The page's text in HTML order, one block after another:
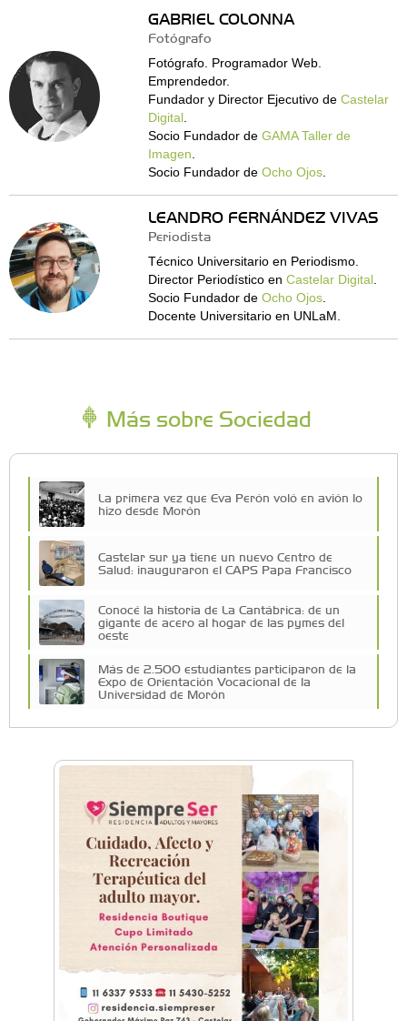
GABRIEL COLONNA
Fotógrafo
Fotógrafo. Programador Web.
Emprendedor.
Fundador y Director Ejecutivo de Castelar
Digital.
Socio Fundador de GAMA Taller de
Imagen
Socio Fundador de Ocho Ojos.
LEANDRO FERNÁNDEZ VIVAS
Periodista
Técnico Universitario en Periodismo.
Director Periodístico en Castelar Digital.
Socio Fundador de Ocho Ojos.
Docente Universitario en UNLaM.
Más sobre Sociedad
La primera vez que Eva Perón voló en avión lo
hizo desde Morón
Castelar sur ya tiene un nuevo Centro de
Salud: inauguraron el CAPS Papa Francisco
Conocé la historia de La Cantábrica: de un
gigante de acero al hogar de las pymes del
oeste
Más de 2.500 estudiantes participaron de la
Expo de Orientación Vocacional de la
Universidad de Morón
De Castelar a Júpiter: Conocé la historia del
vecino que mapeó la luna hacia la que viaja
Castelar Digital
Dr. Omar Battilana: casi cuatro décadas de
odontología en Castelar con una premisa que
no cambió
Emiliano Brancciari inauguró "El Banquito de
Norita", el nuevo ciclo cultural de la Casa
Museo Nora Cortiñas
No funcionará el Ferrocarril Sarmiento por